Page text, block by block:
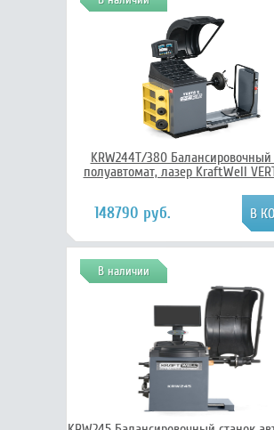
KRW244T/380 Балансировочный
полуавтомат, лазер KraftWell
148790 руб.
В наличии